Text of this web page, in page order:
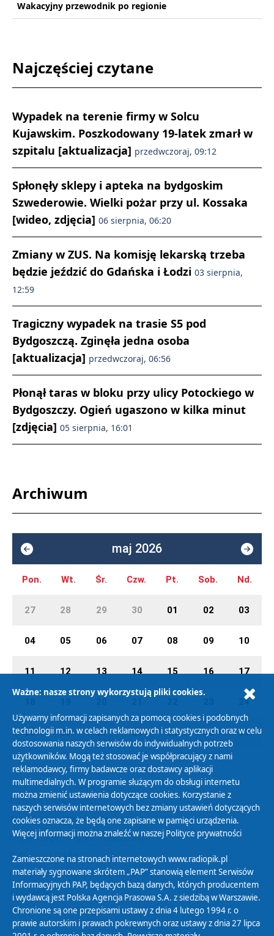
Wakacyjny przewodnik po regionie
Najczęściej czytane
Wypadek na terenie firmy w Solcu
Kujawskim. Poszkodowany 19-latek zmarł w
szpitalu [aktualizacja] przedwczoraj, 09:12
Spłonęły sklepy i apteka na bydgoskim
Szwederowie. Wielki pożar przy ul. Kossaka
[wideo, zdjęcia] 06 sierpnia, 06:20
Zmiany w ZUS. Na komisję lekarską trzeba
będzie jeździć do Gdańska i Łodzi 03 sierpnia,
12:59
Tragiczny wypadek na trasie S5 pod
Bydgoszczą. Zginęła jedna osoba
[aktualizacja] przedwczoraj, 06:56
Płonął taras w bloku przy ulicy Potockiego w
Bydgoszczy. Ogień ugaszono w kilka minut
[zdjęcia] 05 sierpnia, 16:01
Archiwum
maj 2026
Pon. Wt. Śr. Czw. Pt. Sob. Nd.
27 28 29 30 01 02 03
04 05 06 07 08 09 10
11 12 13 14 15 16 17
24
25 26 27 28 29 30 31
Polityka Prywatności
Zasady korzystania z Serwisu
Organizacje Pożytku Publicznego
Cyfryzacja DAB+
Polityka ochrony danych osobowych
Abonament
Zamówienia publiczne
Ważne: nasze strony wykorzystują pliki cookies.
Używamy informacji zapisanych za pomocą cookies i podobnych
technologii m.in. w celach reklamowych i statystycznych oraz w celu
dostosowania naszych serwisów do indywidualnych potrzeb
użytkowników. Mogą też stosować je współpracujący z nami
reklamodawcy, firmy badawcze oraz dostawcy aplikacji
multimedialnych. W programie służącym do obsługi internetu
można zmienić ustawienia dotyczące cookies. Korzystanie z
naszych serwisów internetowych bez zmiany ustawień dotyczących
cookies oznacza, że będą one zapisane w pamięci urządzenia.
Więcej informacji można znaleźć w naszej Polityce prywatności
Zamieszczone na stronach internetowych www.radiopik.pl
materiały sygnowane skrótem „PAP” stanowią element Serwisów
Informacyjnych PAP, będących bazą danych, których producentem
i wydawcą jest Polska Agencja Prasowa S.A. z siedzibą w Warszawie.
Chronione są one przepisami ustawy z dnia 4 lutego 1994 r. o
prawie autorskim i prawach pokrewnych oraz ustawy z dnia 27 lipca